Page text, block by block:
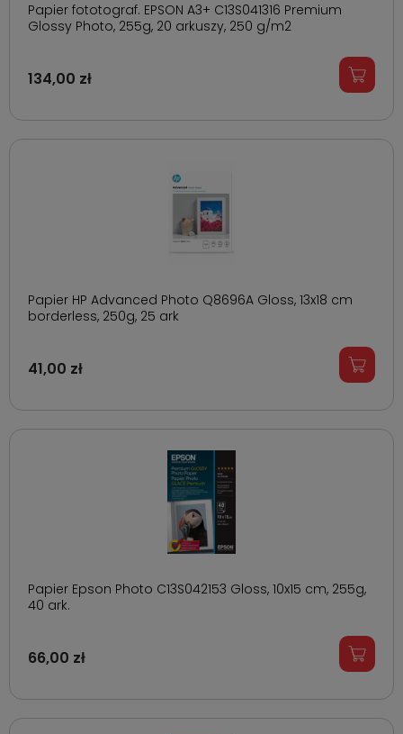
Papier fototograf. EPSON A3+ C13S041316 Premium
Glossy Photo, 255g, 20 arkuszy, 250 g/m2
134,00 zł
Papier HP Advanced Photo Q8696A Gloss, 13x18 cm
borderless, 250g, 25 ark
41,00 zł
Papier Epson Photo C13S042153 Gloss, 10x15 cm, 255g,
40 ark.
66,00 zł